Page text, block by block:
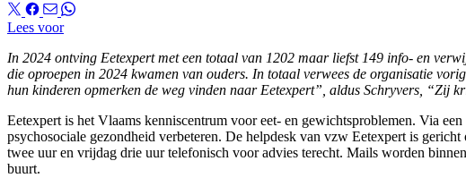
Lees voor
In 2024 ontving Eetexpert met een totaal van 1202 maar liefst 149 info- en
die oproepen in 2024 kwamen van ouders. In totaal verwees de organisatie
hun kinderen opmerken de weg vinden naar Eetexpert”, aldus Schryvers, “Zij
Eetexpert is het Vlaams kenniscentrum voor eet- en gewichtsproblemen. Via
psychosociale gezondheid verbeteren. De helpdesk van vzw Eetexpert is
twee uur en vrijdag drie uur telefonisch voor advies terecht. Mails worden
buurt.